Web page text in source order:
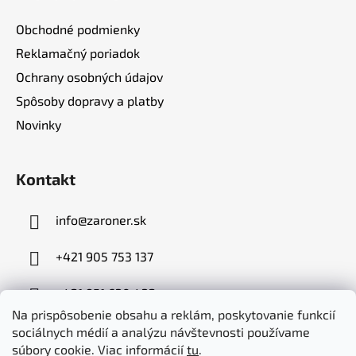
Na prispôsobenie obsahu a reklám, poskytovanie funkcií
sociálnych médií a analýzu návštevnosti používame
súbory cookie. Viac informáciítu.
Obchodné podmienky
Reklamačný poriadok
Ochrany osobných údajov
Spôsoby dopravy a platby
Novinky
Kontakt
info@zaroner.sk
+421 905 753 137
+421 951 630 432